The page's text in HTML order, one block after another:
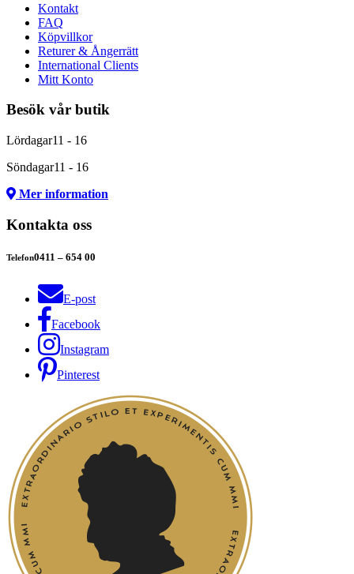
Kontakt
FAQ
Köpvillkor
Returer & Ångerrätt
International Clients
Mitt Konto
Besök vår butik
Lördagar11 - 16
Söndagar11 - 16
Mer information
Kontakta oss
Telefon0411 – 654 00
E-post
Facebook
Instagram
Pinterest